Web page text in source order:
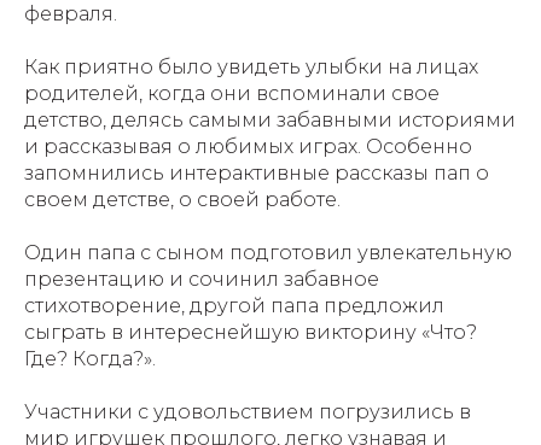
февраля.
Как приятно было увидеть улыбки на лицах
родителей, когда они вспоминали свое
детство, делясь самыми забавными историями
и рассказывая о любимых играх. Особенно
запомнились интерактивные рассказы пап о
своем детстве, о своей работе.
Один папа с сыном подготовил увлекательную
презентацию и сочинил забавное
стихотворение, другой папа предложил
сыграть в интереснейшую викторину «Что?
Где? Когда?».
Участники с удовольствием погрузились в
мир игрушек прошлого, легко узнавая и